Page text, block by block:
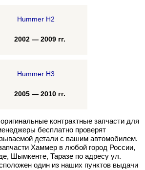
Hummer H2
2002 — 2009 гг.
Hummer H3
2005 — 2010 гг.
контрактные запчасти для
бесплатно проверят
детали с вашим автомобилем.
Хаммер в любой город России,
Шымкенте, Таразе по адресу ул.
один из наших пунктов выдачи